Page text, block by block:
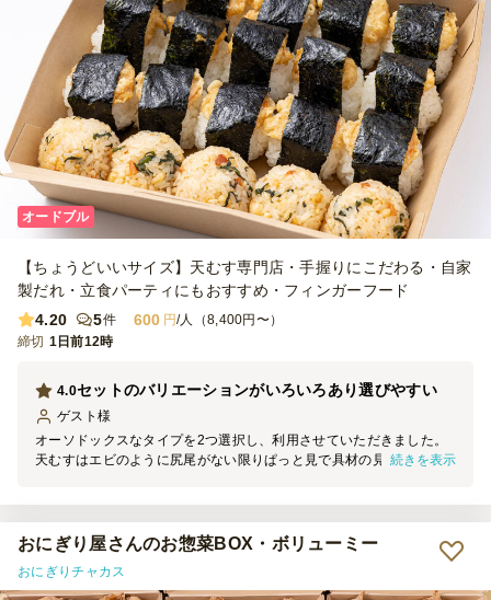
オードブル
【ちょうどいいサイズ】天むす専門店・手握りにこだわる・自家
製だれ・立食パーティにもおすすめ・フィンガーフード
4.20
5件 600 円/人（8,400円〜）
締切 1日前12時
セットのバリエーションがいろいろあり選びやすい
4.0
ゲスト 様
オーソドックスなタイプを2つ選択し、利用させていただきました。
天むすはエビのように尻尾がない限りぱっと見で具材の見分けがつか
続きを表示
おにぎり屋さんのお惣菜BOX・ボリューミー
おにぎりチャカス